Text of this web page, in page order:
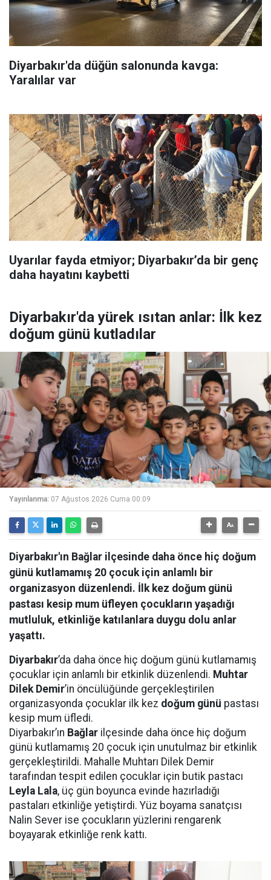
Diyarbakır'da düğün salonunda kavga:
Yaralılar var
Uyarılar fayda etmiyor; Diyarbakır’da bir genç
daha hayatını kaybetti
Diyarbakır'da yürek ısıtan anlar: İlk kez
doğum günü kutladılar
Yayınlanma: 07 Ağustos 2026 Cuma 00:09
Diyarbakır'ın Bağlar ilçesinde daha önce hiç doğum
günü kutlamamış 20 çocuk için anlamlı bir
organizasyon düzenlendi. İlk kez doğum günü
pastası kesip mum üfleyen çocukların yaşadığı
mutluluk, etkinliğe katılanlara duygu dolu anlar
yaşattı.
Diyarbakır’da daha önce hiç doğum günü kutlamamış
çocuklar için anlamlı bir etkinlik düzenlendi. Muhtar
Dilek Demir’in öncülüğünde gerçekleştirilen
organizasyonda çocuklar ilk kez doğum günü pastası
kesip mum üfledi.
Diyarbakır’ın Bağlar ilçesinde daha önce hiç doğum
günü kutlamamış 20 çocuk için unutulmaz bir etkinlik
gerçekleştirildi. Mahalle Muhtarı Dilek Demir
tarafından tespit edilen çocuklar için butik pastacı
Leyla Lala, üç gün boyunca evinde hazırladığı
pastaları etkinliğe yetiştirdi. Yüz boyama sanatçısı
Nalin Sever ise çocukların yüzlerini rengarenk
boyayarak etkinliğe renk kattı.